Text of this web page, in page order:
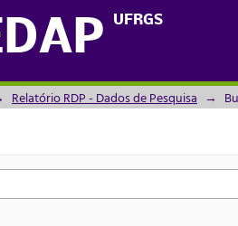
UFRGS
Relatório RDP - Dados de Pesquisa →